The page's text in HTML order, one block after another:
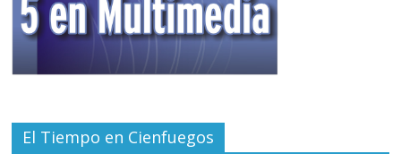
El Tiempo en Cienfuegos